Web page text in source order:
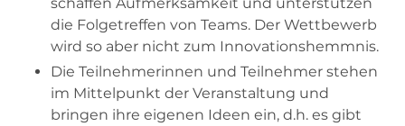
die Folgetreffen von Teams. Der Wettbewerb
wird so aber nicht zum Innovationshemmnis.
Die Teilnehmerinnen und Teilnehmer stehen
im Mittelpunkt der Veranstaltung und
bringen ihre eigenen Ideen ein, d.h. es gibt